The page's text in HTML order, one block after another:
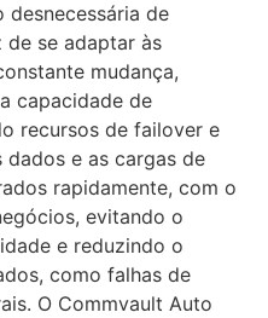
desnecessária de
de se adaptar às
mudança,
capacidade de
recursos de failover e
e as cargas de
rapidamente, com o
evitando o
e reduzindo o
como falhas de
O Commvault Auto